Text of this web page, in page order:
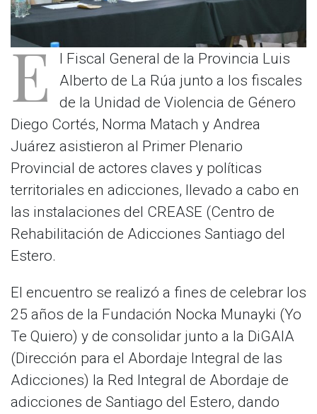
E l Fiscal General de la Provincia Luis
Alberto de La Rúa junto a los fiscales
de la Unidad de Violencia de Género
Diego Cortés, Norma Matach y Andrea
Juárez asistieron al Primer Plenario
Provincial de actores claves y políticas
territoriales en adicciones, llevado a cabo en
las instalaciones del CREASE (Centro de
Rehabilitación de Adicciones Santiago del
Estero.
El encuentro se realizó a fines de celebrar los
25 años de la Fundación Nocka Munayki (Yo
Te Quiero) y de consolidar junto a la DiGAIA
(Dirección para el Abordaje Integral de las
Adicciones) la Red Integral de Abordaje de
adicciones de Santiago del Estero, dando